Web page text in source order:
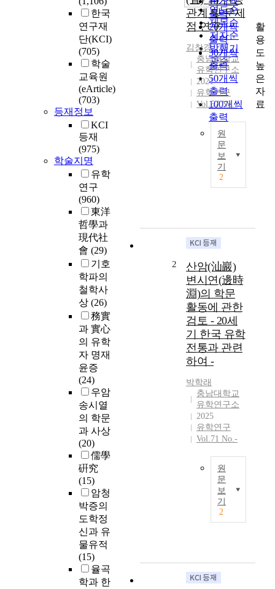
한국
연구재
단(KCI)
(705)
학술
교육원
(eArticle)
(703)
등재정보
KCI
등재
(975)
학술지명
유학
연구
(960)
東洋
哲學과
現代社
會 (29)
기호
학파의
철학사
상 (26)
務實
과 實心
의 유학
자 명재
윤증
(24)
우암
송시열
의 학문
과 사상
(20)
儒學
硏究
(15)
암청
박증의
도학정
신과 유
물유적
(15)
율곡
학과 한
연도순
제목순
저자순
발행기
관순
출력
20개씩
출력
30개씩
출력
50개씩
출력
100개씩
출력
관계 및 문제
점 연구
김창경
충남대학교
유학연구소
2021
유학연구
Vol.57 No.-
원
문
보
기
2
s
2
산암(汕巖)
변시연(邊時
淵)의 학문
활동에 관한
검토 - 20세
기 한국 유학
전통과 관련
하여 -
박학래
충남대학교
유학연구소
2025
유학연구
Vol.71 No.-
원
문
보
기
2
활
용
도
높
은
자
료